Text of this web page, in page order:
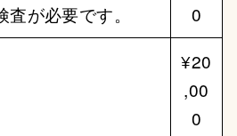
査が必要です。
0
¥20
,00
0